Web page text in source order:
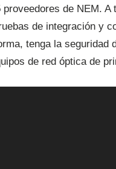
proveedores de NEM. A
de integración y
tenga la seguridad
de red óptica de